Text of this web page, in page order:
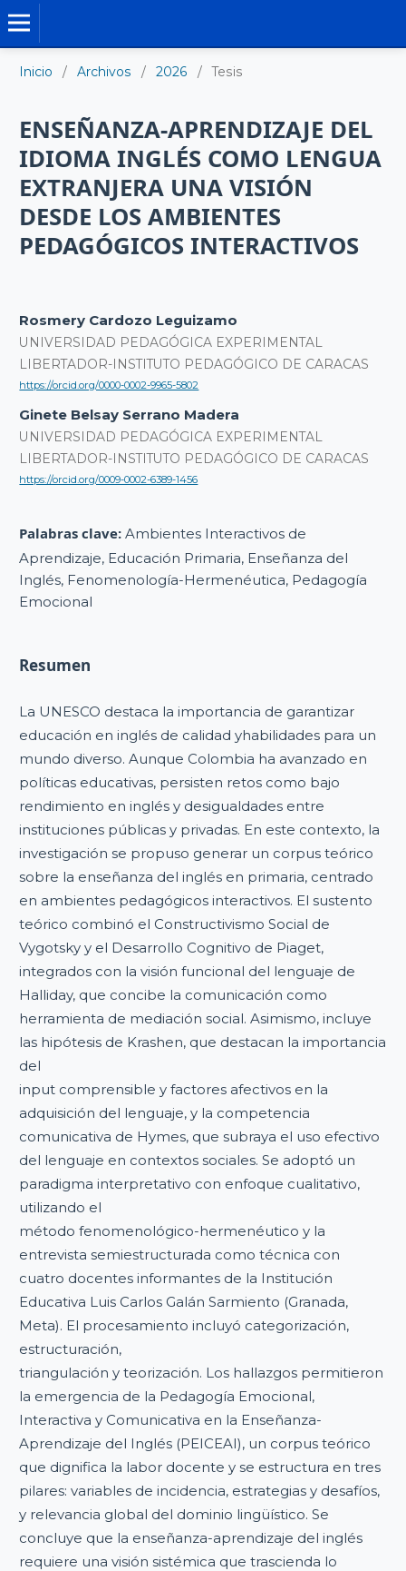
Inicio / Archivos / 2026 / Tesis
ENSEÑANZA-APRENDIZAJE DEL
IDIOMA INGLÉS COMO LENGUA
EXTRANJERA UNA VISIÓN
DESDE LOS AMBIENTES
PEDAGÓGICOS INTERACTIVOS
Rosmery Cardozo Leguizamo
UNIVERSIDAD PEDAGÓGICA EXPERIMENTAL
LIBERTADOR-INSTITUTO PEDAGÓGICO DE CARACAS
https://orcid.org/0000-0002-9965-5802
Ginete Belsay Serrano Madera
UNIVERSIDAD PEDAGÓGICA EXPERIMENTAL
LIBERTADOR-INSTITUTO PEDAGÓGICO DE CARACAS
https://orcid.org/0009-0002-6389-1456
Palabras clave:Ambientes Interactivos de
Aprendizaje, Educación Primaria, Enseñanza del
Inglés, Fenomenología-Hermenéutica, Pedagogía
Emocional
Resumen
La UNESCO destaca la importancia de garantizar
educación en inglés de calidad yhabilidades para un
mundo diverso. Aunque Colombia ha avanzado en
políticas educativas, persisten retos como bajo
rendimiento en inglés y desigualdades entre
instituciones públicas y privadas. En este contexto, la
investigación se propuso generar un corpus teórico
sobre la enseñanza del inglés en primaria, centrado
en ambientes pedagógicos interactivos. El sustento
teórico combinó el Constructivismo Social de
Vygotsky y el Desarrollo Cognitivo de Piaget,
integrados con la visión funcional del lenguaje de
Halliday, que concibe la comunicación como
herramienta de mediación social. Asimismo, incluye
las hipótesis de Krashen, que destacan la importancia
del
input comprensible y factores afectivos en la
adquisición del lenguaje, y la competencia
comunicativa de Hymes, que subraya el uso efectivo
del lenguaje en contextos sociales. Se adoptó un
paradigma interpretativo con enfoque cualitativo,
utilizando el
método fenomenológico-hermenéutico y la
entrevista semiestructurada como técnica con
cuatro docentes informantes de la Institución
Educativa Luis Carlos Galán Sarmiento (Granada,
Meta). El procesamiento incluyó categorización,
estructuración,
triangulación y teorización. Los hallazgos permitieron
la emergencia de la Pedagogía Emocional,
Interactiva y Comunicativa en la Enseñanza-
Aprendizaje del Inglés (PEICEAI), un corpus teórico
que dignifica la labor docente y se estructura en tres
pilares: variables de incidencia, estrategias y desafíos,
y relevancia global del dominio lingüístico. Se
concluye que la enseñanza-aprendizaje del inglés
requiere una visión sistémica que trascienda lo